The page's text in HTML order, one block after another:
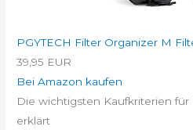
PGYTECH Filter Organizer M
39,95 EUR
Bei Amazon kaufen
Die wichtigsten Kaufkriterien für
erklärt